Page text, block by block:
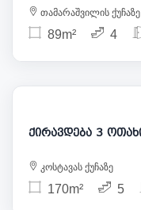
თამარაშვილის ქუჩაზე
89m² 4
კოსტავას ქუჩაზე
170m² 5